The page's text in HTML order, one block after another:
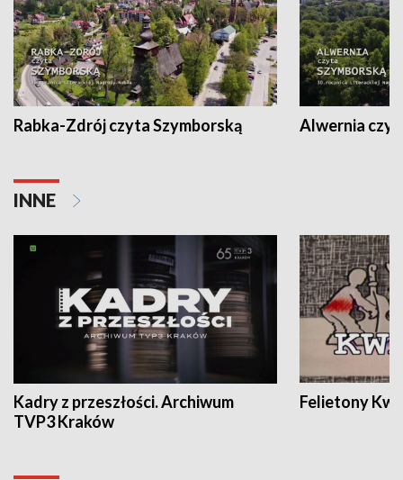
Rabka-Zdrój czyta Szymborską Alwernia
INNE
Kadry z przeszłości. Archiwum
TVP3 Kraków
Felietony